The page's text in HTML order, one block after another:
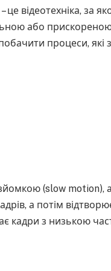
відеотехніка, за
або
процеси, які
(slow motion),
а потім
кадри з низькою